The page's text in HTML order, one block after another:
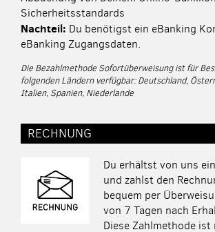
Sicherheitsstandards
Nachteil: Du benötigst ein eBanking
eBanking Zugangsdaten.
Die Bezahlmethode Sofortüberweisung ist für
folgenden Ländern verfügbar: Deutschland,
Italien, Spanien, Niederlande
RECHNUNG
Du erhältst von uns
und zahlst den
bequem per
von 7 Tagen nach
Diese Zahlmethode ist